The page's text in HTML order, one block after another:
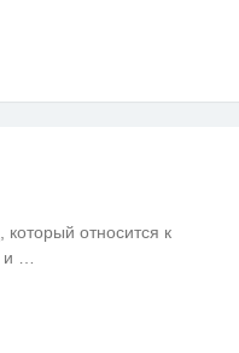
относится к
…